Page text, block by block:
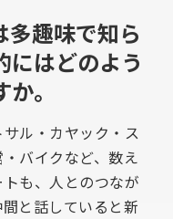
多趣味で知ら
にはどのよう
。
ル・カヤック・ス
バイクなど、数え
も、人とのつなが
と話していると新